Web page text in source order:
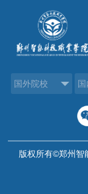
国外院校
版权所有©郑州智